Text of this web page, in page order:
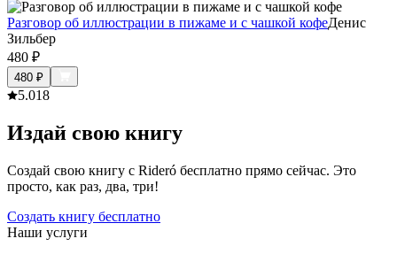
Разговор об иллюстрации в пижаме и с чашкой кофеДенис
Зильбер
480 ₽
480 ₽
5.018
Издай свою книгу
Создай свою книгу с Rideró бесплатно прямо сейчас. Это
просто, как раз, два, три!
Создать книгу бесплатно
Наши услуги